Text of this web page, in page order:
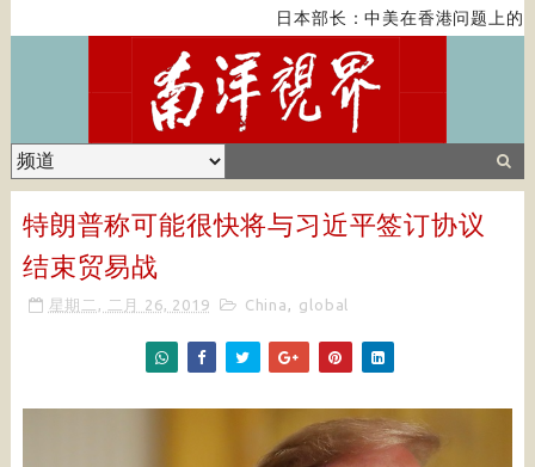
日本部长：中美在香港问题上的
特朗普称可能很快将与习近平签订协议
结束贸易战
星期二, 二月 26, 2019 China , global